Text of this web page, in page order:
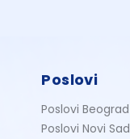
Poslovi
Poslovi Beograd
Poslovi Novi Sad